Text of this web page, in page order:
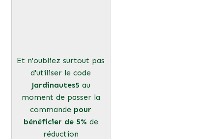
Et n'oubliez surtout pas
d'utiliser le code
Jardinautes5 au
moment de passer la
commande pour
bénéficier de 5% de
réduction